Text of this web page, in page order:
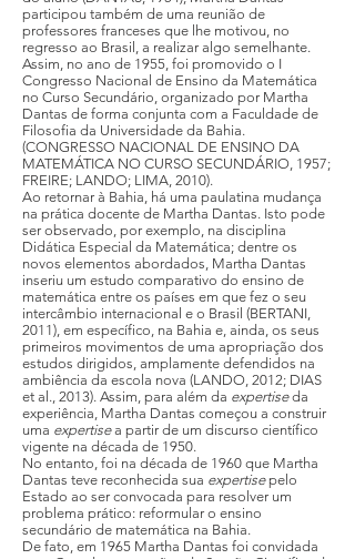
participou também de uma reunião de
professores franceses que lhe motivou, no
regresso ao Brasil, a realizar algo semelhante.
Assim, no ano de 1955, foi promovido o I
Congresso Nacional de Ensino da Matemática
no Curso Secundário, organizado por Martha
Dantas de forma conjunta com a Faculdade de
Filosofia da Universidade da Bahia.
(CONGRESSO NACIONAL DE ENSINO DA
MATEMÁTICA NO CURSO SECUNDÁRIO, 1957;
FREIRE; LANDO; LIMA, 2010).
Ao retornar à Bahia, há uma paulatina mudança
na prática docente de Martha Dantas. Isto pode
ser observado, por exemplo, na disciplina
Didática Especial da Matemática; dentre os
novos elementos abordados, Martha Dantas
inseriu um estudo comparativo do ensino de
matemática entre os países em que fez o seu
intercâmbio internacional e o Brasil (BERTANI,
2011), em específico, na Bahia e, ainda, os seus
primeiros movimentos de uma apropriação dos
estudos dirigidos, amplamente defendidos na
ambiência da escola nova (LANDO, 2012; DIAS
et al., 2013). Assim, para além da expertiseda
experiência, Martha Dantas começou a construir
uma expertisea partir de um discurso científico
vigente na década de 1950.
No entanto, foi na década de 1960 que Martha
Dantas teve reconhecida sua expertisepelo
Estado ao ser convocada para resolver um
problema prático: reformular o ensino
secundário de matemática na Bahia.
De fato, em 1965 Martha Dantas foi convidada